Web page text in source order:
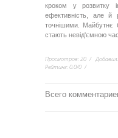
кроком у розвитку
ефективність, але й
точнішими. Майбутнє
стають невід'ємною
Просмотров:20 Добавил:
Рейтинг:0.0/0
Всего